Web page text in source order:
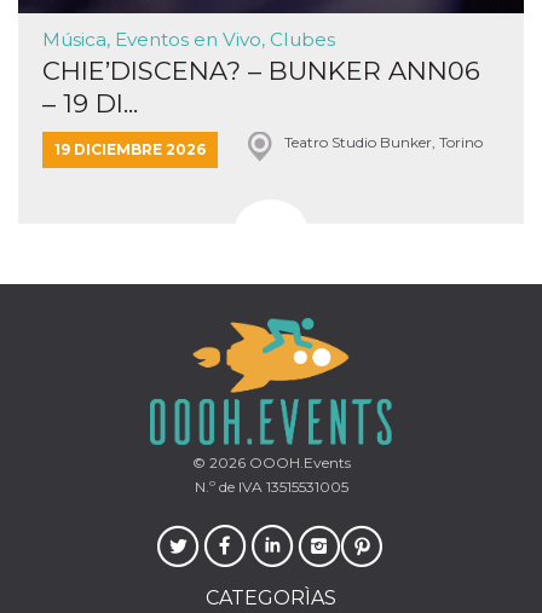
Música, Eventos en Vivo, Clubes
CHIE’DISCENA? – BUNKER ANN06
– 19 DI...
19 DICIEMBRE 2026 Teatro Studio Bunker, Torino
© 2026OOOH.Events
N.º de IVA 13515531005
CATEGORÌAS